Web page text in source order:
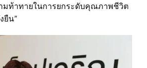
มท้าทายในการยกระดับคุณภาพชีวิต
ยืน”